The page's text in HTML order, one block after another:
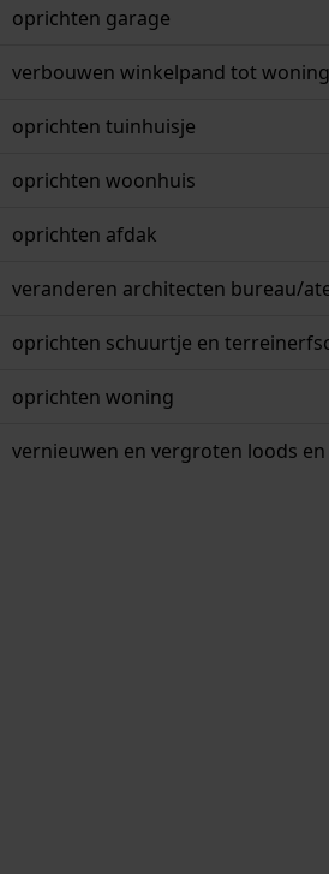
oprichten garage
verbouwen winkelpand tot woning
oprichten tuinhuisje
oprichten woonhuis
oprichten afdak
veranderen architecten bureau/
oprichten schuurtje en
oprichten woning
vernieuwen en vergroten loods